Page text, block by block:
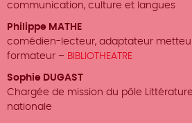
communication, culture et langues
Philippe MATHE
comédien-lecteur, adaptateur
formateur – BIBLIOTHEATRE
Sophie DUGAST
Chargée de mission du pôle
nationale